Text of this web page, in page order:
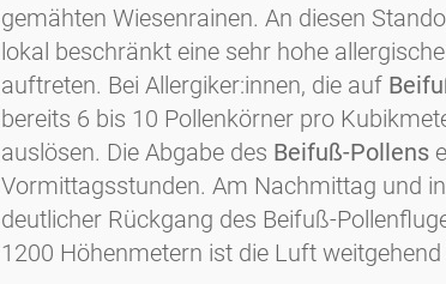
gemähten Wiesenrainen. An diesen
lokal beschränkt eine sehr hohe
auftreten. Bei Allergiker:innen, die auf
bereits 6 bis 10 Pollenkörner pro
auslösen. Die Abgabe des Beifuß-Pollens
Vormittagsstunden. Am Nachmittag und
deutlicher Rückgang des Beifuß-
1200 Höhenmetern ist die Luft